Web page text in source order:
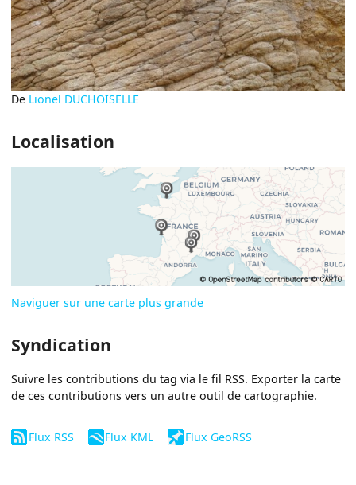
De Lionel DUCHOISELLE
Localisation
Naviguer sur une carte plus grande
Syndication
Suivre les contributions du tag via le fil RSS. Exporter la carte
de ces contributions vers un autre outil de cartographie.
Flux RSS Flux KML Flux GeoRSS